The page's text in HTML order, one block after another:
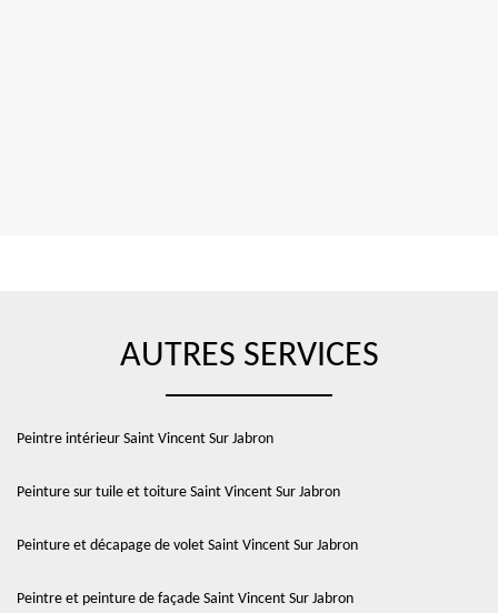
AUTRES SERVICES
Peintre intérieur Saint Vincent Sur Jabron
Peinture sur tuile et toiture Saint Vincent Sur Jabron
Peinture et décapage de volet Saint Vincent Sur Jabron
Peintre et peinture de façade Saint Vincent Sur Jabron